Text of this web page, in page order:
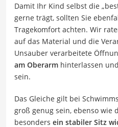
Damit Ihr Kind selbst die
gerne trägt, sollten Sie
Tragekomfort achten. Wir
auf das Material und die
Unsauber verarbeitete
am Oberarm hinterlassen
sein.
Das Gleiche gilt bei
groß genug sein, ebenso wie
besonders ein stabiler Sitz